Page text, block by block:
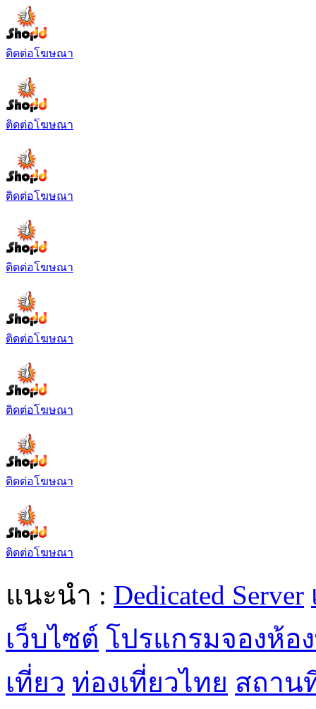
ติดต่อโฆษณา
ติดต่อโฆษณา
ติดต่อโฆษณา
ติดต่อโฆษณา
ติดต่อโฆษณา
ติดต่อโฆษณา
ติดต่อโฆษณา
ติดต่อโฆษณา
แนะนำ : Dedicated Server
เว็บไซต์ โปรแกรมจองห้อ
เที่ยว ท่องเที่ยวไทย สถาน